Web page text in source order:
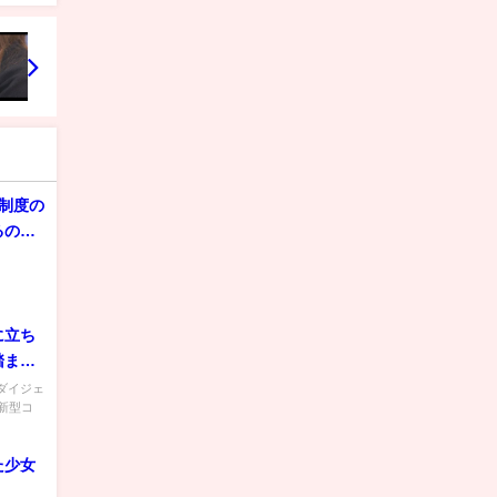
度の
の
立ち
まえ
イジェ
型コ
少女